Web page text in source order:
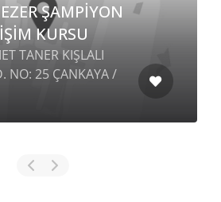
ŞAMPİYON
KURSU
TANER KIŞLALI
NO: 25 ÇANKAYA /